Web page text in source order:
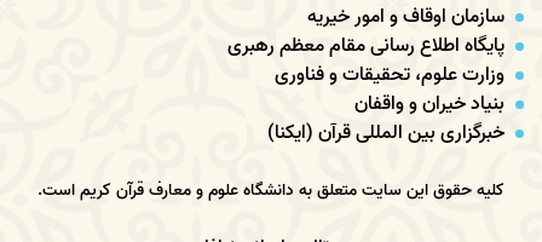
سازمان اوقاف و امور خیریه
پایگاه اطلاع رسانی مقام معظم رهبری
وزارت علوم، تحقیقات و فناوری
بنیاد خیران و واقفان
خبرگزاری بین المللی قرآن (ایکنا)
کلیه حقوق این سایت متعلق به دانشگاه علوم و معارف قرآن کریم است.